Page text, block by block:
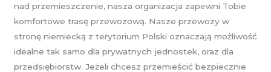
nad przemieszczenie, nasza organizacja zapewni Tobie
komfortowe trasę przewozową. Nasze przewozy w
stronę niemiecką z terytorium Polski oznaczają możliwość
idealne tak samo dla prywatnych jednostek, oraz dla
przedsiębiorstw. Jeżeli chcesz przemieścić bezpiecznie